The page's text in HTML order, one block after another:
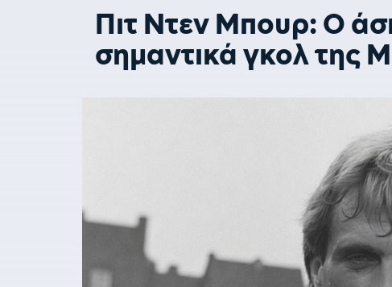
Πιτ Ντεν Μπουρ: Ο
σημαντικά γκολ της